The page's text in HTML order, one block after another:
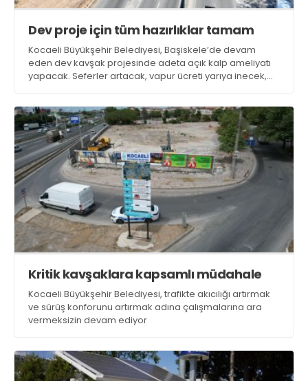
Dev proje için tüm hazırlıklar tamam
Kocaeli Büyükşehir Belediyesi, Başiskele’de devam
eden dev kavşak projesinde adeta açık kalp ameliyatı
yapacak. Seferler artacak, vapur ücreti yarıya inecek,
Kritik kavşaklara kapsamlı müdahale
Kocaeli Büyükşehir Belediyesi, trafikte akıcılığı artırmak
ve sürüş konforunu artırmak adına çalışmalarına ara
vermeksizin devam ediyor